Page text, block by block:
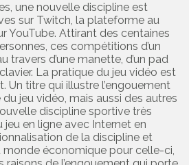
une nouvelle discipline est
sur Twitch, la plateforme au
YouTube. Attirant des centaines
ces compétitions d’un
travers d’une manette, d’un pad
clavier. La pratique du jeu vidéo est
Un titre qui illustre l’engouement
jeu vidéo, mais aussi des autres
discipline sportive très
jeu en ligne avec Internet en
de la discipline et
monde économique pour celle-ci,